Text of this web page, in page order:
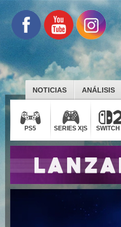
NOTICIAS ANÁLISIS
PS5 SERIES X|S